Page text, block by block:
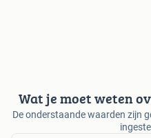
Wat je moet weten
De onderstaande waarden zijn